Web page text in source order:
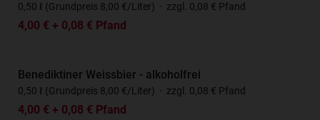
0,50 ℓ (Grundpreis 8,00 €/Liter) · zzgl. 0,08 € Pfand
4,00 € + 0,08 € Pfand
Benediktiner Weissbier - alkoholfrei
0,50 ℓ (Grundpreis 8,00 €/Liter) · zzgl. 0,08 € Pfand
4,00 € + 0,08 € Pfand